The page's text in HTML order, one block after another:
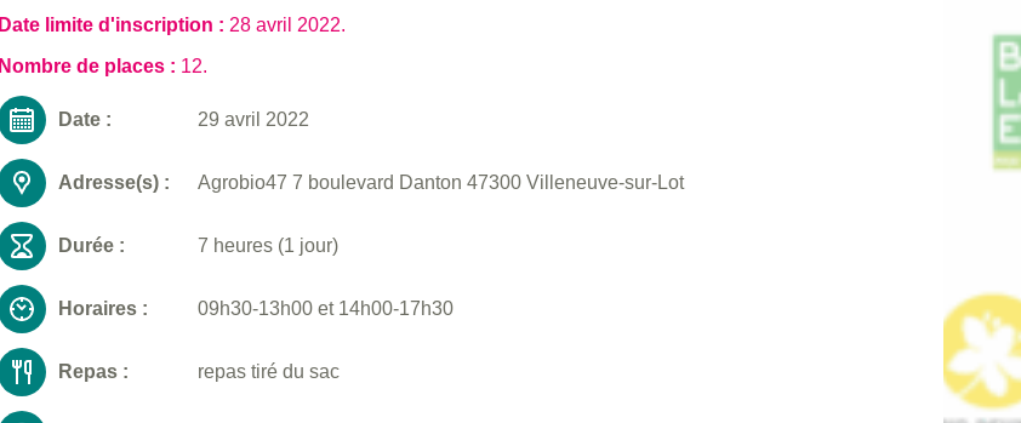
Date limite d'inscription : 28 avril 2022.
Nombre de places : 12.
Date : 29 avril 2022
Adresse(s) : Agrobio47 7 boulevard Danton 47300 Villeneuve-sur-Lot
Durée : 7 heures (1 jour)
Horaires : 09h30-13h00 et 14h00-17h30
Repas : repas tiré du sac